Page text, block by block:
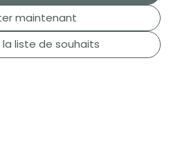
maintenant
liste de souhaits